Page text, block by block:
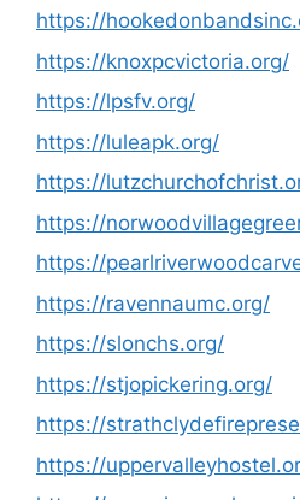
https://
https://knoxpcvictoria.org/
https://lpsfv.org/
https://luleapk.org/
https://
https://
https://
https://ravennaumc.org/
https://slonchs.org/
https://stjopickering.org/
https://
https://